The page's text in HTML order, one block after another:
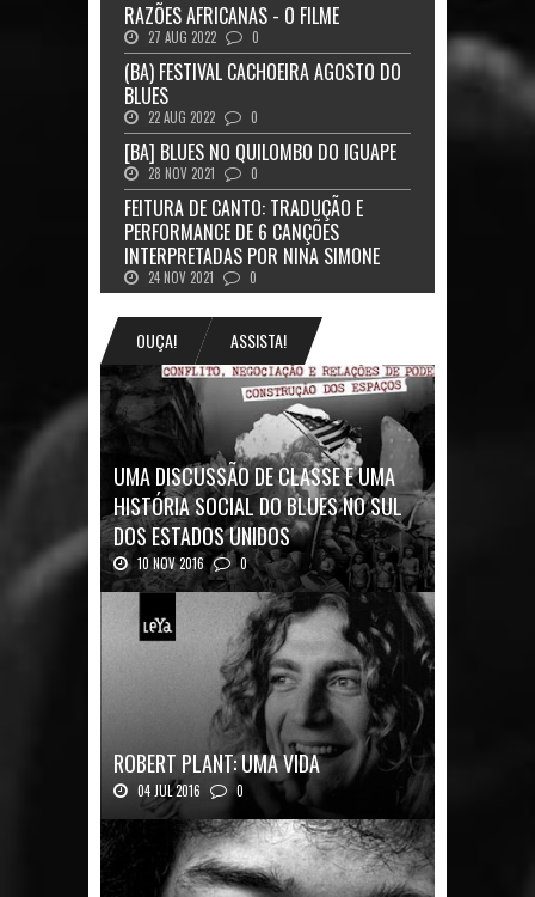
RAZÕES AFRICANAS - O FILME
27 AUG 2022 0
(BA) FESTIVAL CACHOEIRA AGOSTO DO
BLUES
22 AUG 2022 0
[BA] BLUES NO QUILOMBO DO IGUAPE
28 NOV 2021 0
FEITURA DE CANTO: TRADUÇÃO E
PERFORMANCE DE 6 CANÇÕES
INTERPRETADAS POR NINA SIMONE
24 NOV 2021 0
OUÇA! ASSISTA!
UMA DISCUSSÃO DE CLASSE E UMA
HISTÓRIA SOCIAL DO BLUES NO SUL
DOS ESTADOS UNIDOS
10 NOV 2016 0
Mais uma ótima oportunidade de se
ROBERT PLANT: UMA VIDA
04 JUL 2016 0
Robert Plant, o vocalista do Led Zeppeli...